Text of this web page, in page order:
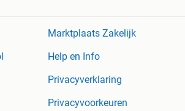
Marktplaats Zakelijk
Help en Info
Privacyverklaring
Privacyvoorkeuren